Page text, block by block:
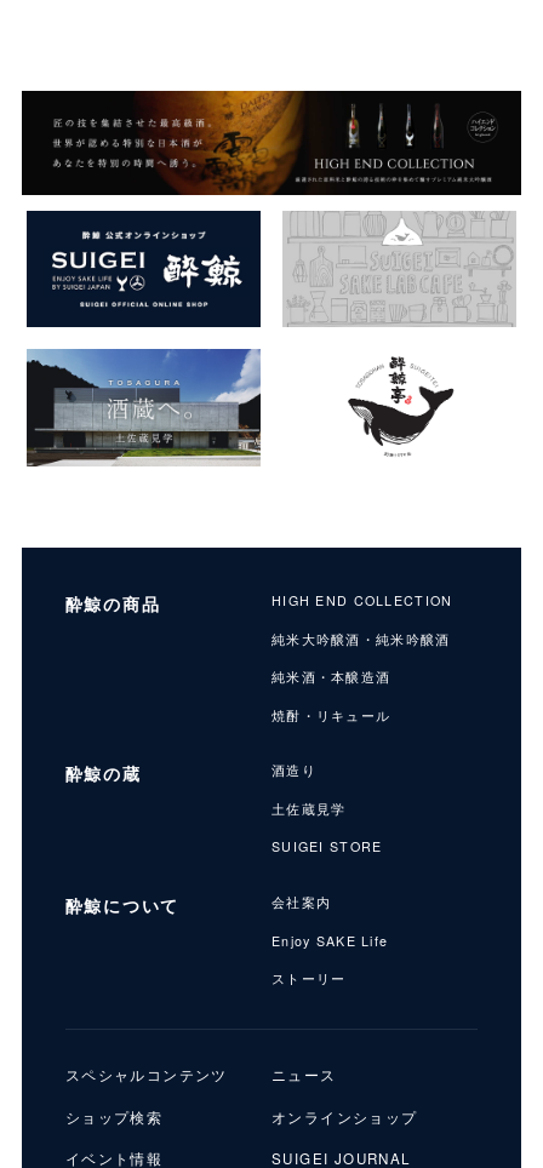
酔鯨の商品 HIGH END COLLECTION
純米大吟醸酒・純米吟醸酒
純米酒・本醸造酒
焼酎・リキュール
酔鯨の蔵 酒造り
土佐蔵見学
SUIGEI STORE
酔鯨について 会社案内
Enjoy SAKE Life
ストーリー
ニュース
スペシャルコンテンツ
ショップ検索 オンラインショップ
イベント情報 SUIGEI JOURNAL